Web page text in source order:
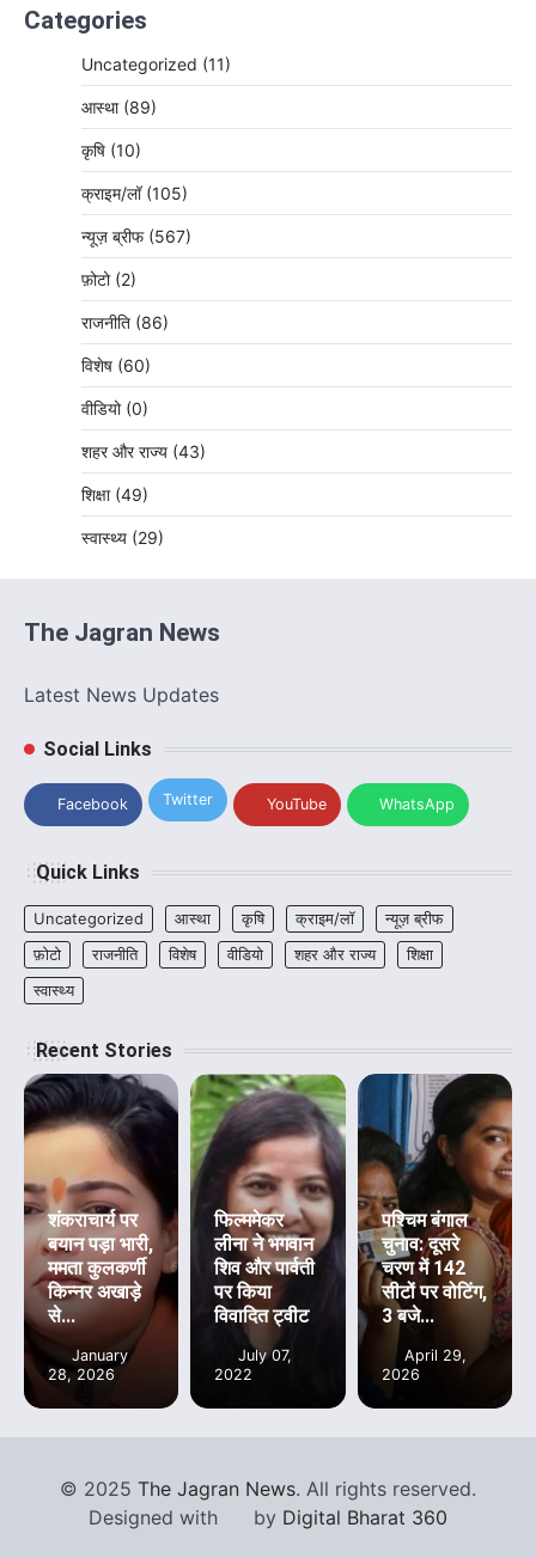
Categories
Uncategorized (11)
आस्था (89)
कृषि (10)
क्राइम/लॉ (105)
न्यूज़ ब्रीफ (567)
फ़ोटो (2)
राजनीति (86)
विशेष (60)
वीडियो (0)
शहर और राज्य (43)
शिक्षा (49)
स्वास्थ्य (29)
The Jagran News
Latest News Updates
Social Links
Facebook Twitter YouTube WhatsApp
Quick Links
Uncategorized आस्था कृषि क्राइम/लॉ
न्यूज़ ब्रीफ
फ़ोटो
राजनीति विशेष वीडियो शहर और राज्य
शिक्षा
स्वास्थ्य
Recent Stories
शंकराचार्य पर
बयान पड़ा भारी,
ममता कुलकर्णी
किन्नर अखाड़े
से...
January
28, 2026
फिल्ममेकर
लीना ने भगवान
शिव और पार्वती
पर किया
विवादित ट्वीट
July 07,
2022
पश्चिम बंगाल
चुनाव: दूसरे
चरण में 142
सीटों पर वोटिंग,
3 बजे...
April 29,
2026
© 2025 The Jagran News. All rights reserved.
Designed with
by Digital Bharat 360